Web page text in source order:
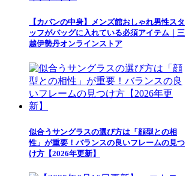
【カバンの中身】メンズ館おしゃれ男性スタ
ッフがバッグに入れている必須アイテム｜三
越伊勢丹オンラインストア
似合うサングラスの選び方は「顔型との相
性」が重要！バランスの良いフレームの見つ
け方【2026年更新】